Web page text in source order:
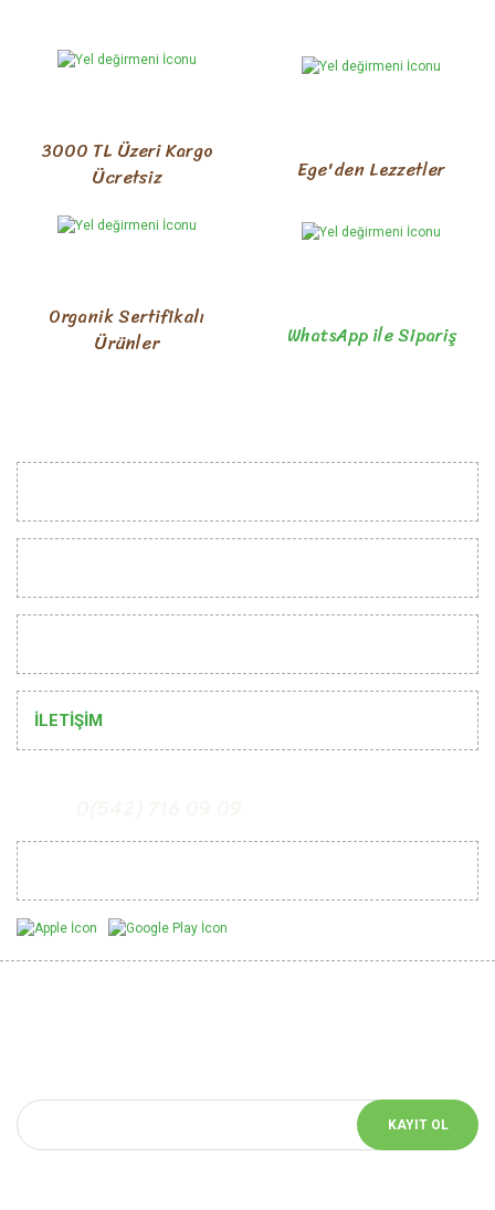
3000 TL Üzeri Kargo
Ücretsiz
Ege'den Lezzetler
Organik Sertifikalı
Ürünler
WhatsApp ile Sipariş
İLETİŞİM
KAYIT OL